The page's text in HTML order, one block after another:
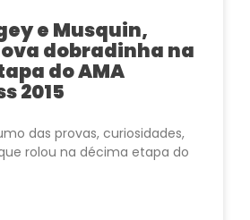
e Musquin,
dobradinha na
do AMA
2015
das provas, curiosidades,
rolou na décima etapa do